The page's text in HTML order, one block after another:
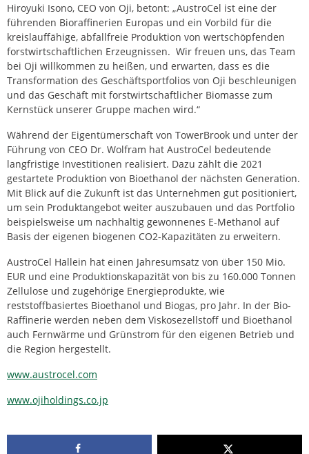
Hiroyuki Isono, CEO von Oji, betont: „AustroCel ist eine der
führenden Bioraffinerien Europas und ein Vorbild für die
kreislauffähige, abfallfreie Produktion von wertschöpfenden
forstwirtschaftlichen Erzeugnissen. Wir freuen uns, das Team
bei Oji willkommen zu heißen, und erwarten, dass es die
Transformation des Geschäftsportfolios von Oji beschleunigen
und das Geschäft mit forstwirtschaftlicher Biomasse zum
Kernstück unserer Gruppe machen wird.“
Während der Eigentümerschaft von TowerBrook und unter der
Führung von CEO Dr. Wolfram hat AustroCel bedeutende
langfristige Investitionen realisiert. Dazu zählt die 2021
gestartete Produktion von Bioethanol der nächsten Generation.
Mit Blick auf die Zukunft ist das Unternehmen gut positioniert,
um sein Produktangebot weiter auszubauen und das Portfolio
beispielsweise um nachhaltig gewonnenes E-Methanol auf
Basis der eigenen biogenen CO2-Kapazitäten zu erweitern.
AustroCel Hallein hat einen Jahresumsatz von über 150 Mio.
EUR und eine Produktionskapazität von bis zu 160.000 Tonnen
Zellulose und zugehörige Energieprodukte, wie
reststoffbasiertes Bioethanol und Biogas, pro Jahr. In der Bio-
Raffinerie werden neben dem Viskosezellstoff und Bioethanol
auch Fernwärme und Grünstrom für den eigenen Betrieb und
die Region hergestellt.
www.austrocel.com
www.ojiholdings.co.jp